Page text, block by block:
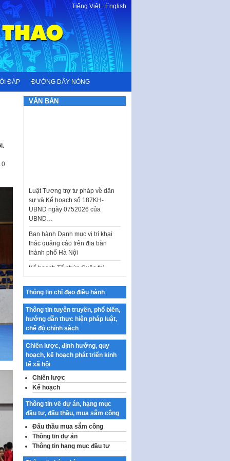
Tiếng Việt-English
ĐÁP ĐƯỜNG DÂY NÓNG
VĂN BẢN
UBND…
Ban hành Danh mục vị trí khai
thác quảng cáo trên địa bàn
thành phố Hà Nội
Kế hoạch Tổ chức Cuộc thi
chính luận về bảo vệ nền tảng tư
tưởng của Đảng…
phí xây dựng pháp luật, hoàn
thiện thể chế, chính…
Quy định về nghiên cứu, ứng
dụng khoa học, công nghệ, đổi
mới sáng tạo và chuyển…
Quy định chi tiết và hướng dẫn
thi hành một số điều của Luật Lý
lịch tư…
Sửa đổi, bổ sung một số nội
dung tại Nghị quyết số 30/NQ-
CP ngày 24 tháng 02…
Ban hành Chương trình hành
động của Chính phủ thực hiện
Nghị quyết số 02-NQ/TW ngày
17…
THÔNG BÁO Tuyển dụng lao
Thông tin chỉ đạo điều hành
Thông tin tuyên truyền, phổ biến,
hướng dẫn thực hiện pháp luật,
chế độ chính sách
Chiến lược, định hướng, quy
hoạch, kế hoạch phát triển kinh
tế xã hội
Chiến lược
Kế hoạch
Thông tin về dự án, hạng mục
đầu tư, đấu thầu, mua sắm công
Đấu thầu mua sắm công
Thông tin dự án
Thông tin hạng mục đầu tư